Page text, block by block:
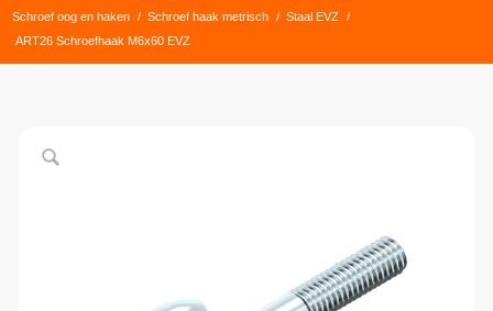
Schroef oog en haken
/ Schroef haak metrisch / Staal EVZ
/
ART26 Schroefhaak M6x60 EVZ